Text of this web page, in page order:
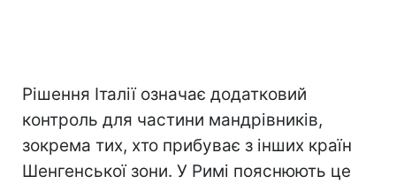
Рішення Італії означає додатковий
контроль для частини мандрівників,
зокрема тих, хто прибуває з інших країн
Шенгенської зони. У Римі пояснюють це